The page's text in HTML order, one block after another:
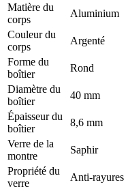
Matière du
corps
Aluminium
Couleur du
corps
Argenté
Forme du
boîtier
Rond
Diamètre du
boîtier
40 mm
Épaisseur du
boîtier
8,6 mm
Verre de la
montre
Saphir
Propriété du
verre
Anti-rayures